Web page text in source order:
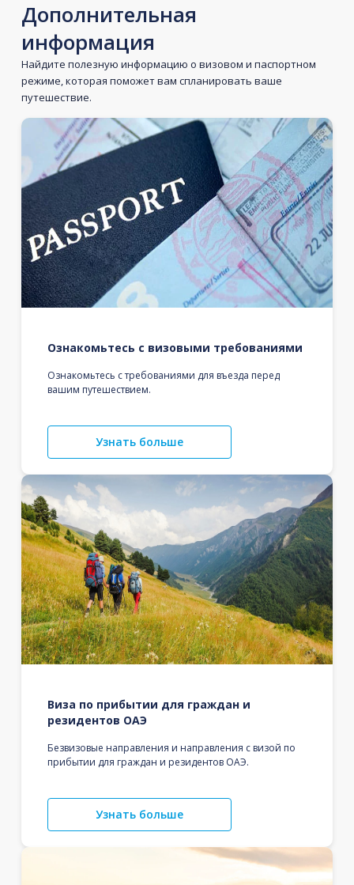
Дополнительная
информация
Найдите полезную информацию о визовом и паспортном
режиме, которая поможет вам спланировать ваше
путешествие.
Ознакомьтесь с визовыми требованиями
Ознакомьтесь с требованиями для въезда перед
вашим путешествием.
Узнать больше
Виза по прибытии для граждан и
резидентов ОАЭ
Безвизовые направления и направления с визой по
прибытии для граждан и резидентов ОАЭ.
Узнать больше